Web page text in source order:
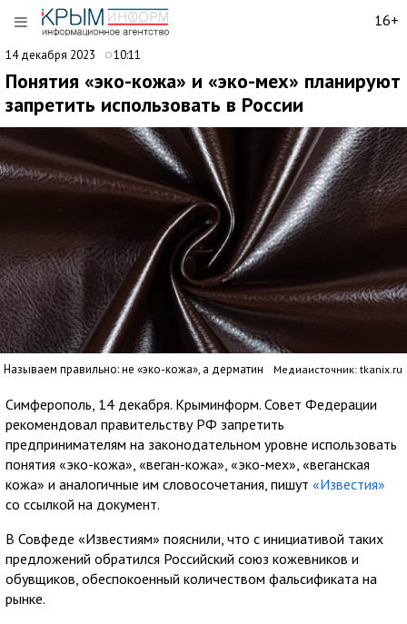
16+
14 декабря 2023 10:11
Понятия «эко-кожа» и «эко-мех» планируют
запретить использовать в России
Называем правильно: не «эко-кожа», а дерматин Медиаисточник: tkanix.ru
Симферополь, 14 декабря. Крыминформ. Совет Федерации
рекомендовал правительству РФ запретить
предпринимателям на законодательном уровне использовать
понятия «эко-кожа», «веган-кожа», «эко-мех», «веганская
кожа» и аналогичные им словосочетания, пишут «Известия»
со ссылкой на документ.
В Совфеде «Известиям» пояснили, что с инициативой таких
предложений обратился Российский союз кожевников и
обувщиков, обеспокоенный количеством фальсификата на
рынке.